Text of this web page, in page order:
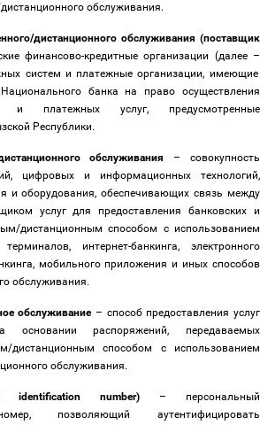
обслуживания.
дистанционного обслуживания (поставщик
финансово-кредитные организации (далее –
систем и платежные организации, имеющие
банка на право осуществления
и платежных услуг, предусмотренные
Республики.
обслуживания – совокупность
цифровых и информационных технологий,
и оборудования, обеспечивающих связь между
услуг для предоставления банковских и
дистанционным способом с использованием
интернет-банкинга, электронного
мобильного приложения и иных способов
обслуживания.
обслуживание – способ предоставления услуг
основании распоряжений, передаваемых
дистанционным способом с использованием
обслуживания.
identification number) – персональный
номер, позволяющий аутентифицировать